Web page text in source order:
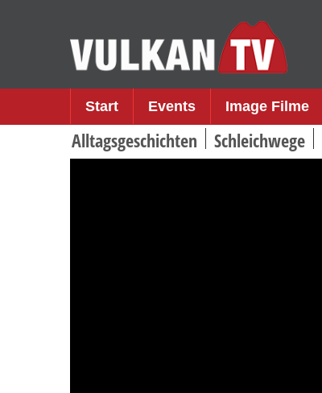
Start Events Image Filme
Alltagsgeschichten Schleichwege